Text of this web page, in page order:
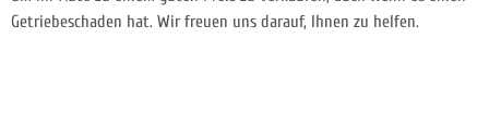
Getriebeschaden hat. Wir freuen uns darauf, Ihnen zu helfen.